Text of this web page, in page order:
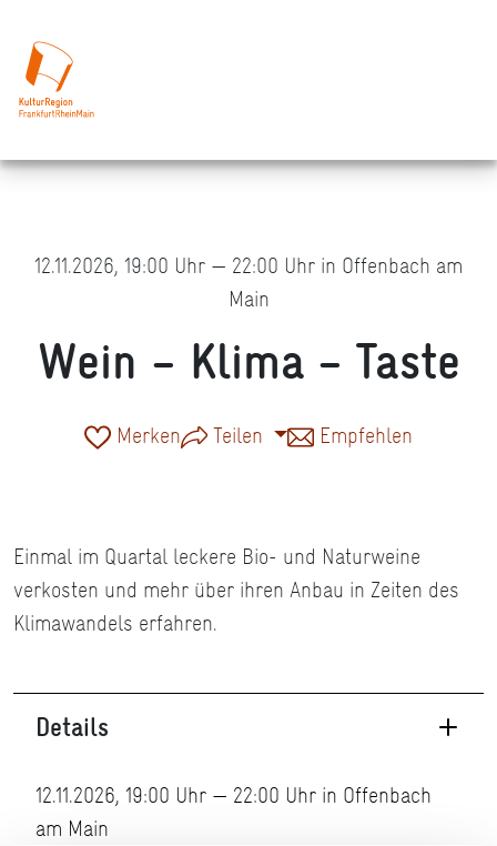
12.11.2026, 19:00 Uhr — 22:00 Uhr in Offenbach am
Main
Wein – Klima – Taste
Merken Teilen Empfehlen
Einmal im Quartal leckere Bio- und Naturweine
verkosten und mehr über ihren Anbau in Zeiten des
Klimawandels erfahren.
Details
12.11.2026, 19:00 Uhr — 22:00 Uhr in Offenbach
am Main